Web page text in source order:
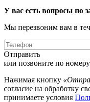
У вас есть вопросы по
Мы перезвоним вам в
Отправить
или позвоните по номеру
Нажимая кнопку
согласие на обработку
принимаете условия